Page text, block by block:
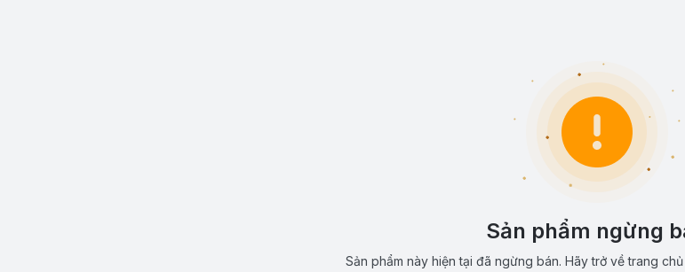
Sản phẩm ngừng
Sản phẩm này hiện tại đã ngừng bán. Hãy trở về trang